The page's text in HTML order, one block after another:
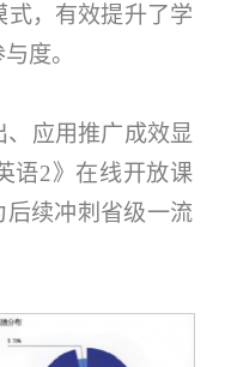
式，有效提升了学
度。
应用推广成效显
语2》在线开放课
后续冲刺省级一流